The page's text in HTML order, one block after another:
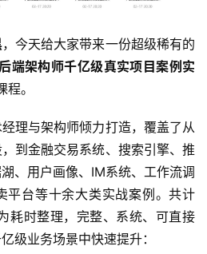
，今天给大家带来一份超级稀有的
端架构师千亿级真实项目案例实
。
理与架构师倾力打造，覆盖了从
到金融交易系统、搜索引擎、推
、用户画像、IM系统、工作流调
平台等十余大类实战案例。共计
耗时整理，完整、系统、可直接
级业务场景中快速提升：